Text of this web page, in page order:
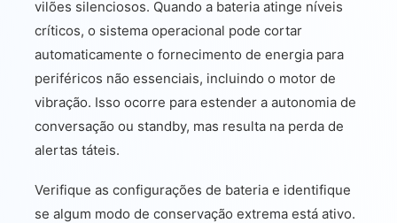
vilões silenciosos. Quando a bateria atinge níveis
críticos, o sistema operacional pode cortar
automaticamente o fornecimento de energia para
periféricos não essenciais, incluindo o motor de
vibração. Isso ocorre para estender a autonomia de
conversação ou standby, mas resulta na perda de
alertas táteis.
Verifique as configurações de bateria e identifique
se algum modo de conservação extrema está ativo.